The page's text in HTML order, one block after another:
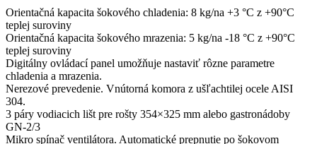
Orientačná kapacita šokového chladenia: 8 kg/na +3 °C z +90°C
teplej suroviny
Orientačná kapacita šokového mrazenia: 5 kg/na -18 °C z +90°C
teplej suroviny
Digitálny ovládací panel umožňuje nastaviť rôzne parametre
chladenia a mrazenia.
Nerezové prevedenie. Vnútorná komora z ušľachtilej ocele AISI
304.
3 páry vodiacich lišt pre rošty 354×325 mm alebo gastronádoby
GN-2/3
Mikro spínač ventilátora. Automatické prepnutie po šokovom